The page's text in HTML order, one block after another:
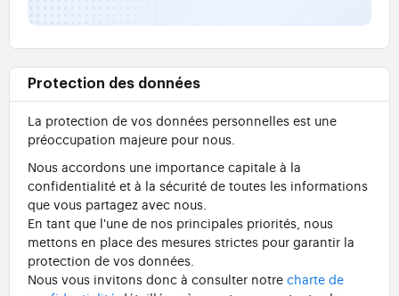
Protection des données
La protection de vos données personnelles est une
préoccupation majeure pour nous.
Nous accordons une importance capitale à la
confidentialité et à la sécurité de toutes les informations
que vous partagez avec nous.
En tant que l'une de nos principales priorités, nous
mettons en place des mesures strictes pour garantir la
protection de vos données.
Nous vous invitons donc à consulter notre charte de